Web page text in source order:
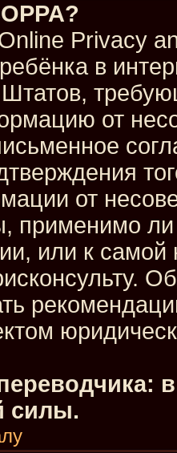
Privacy
в
от
от
применимо
или к самой
силы.